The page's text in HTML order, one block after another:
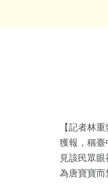
【記者林
獲報，稱臺
見該民眾
為唐寶寶而